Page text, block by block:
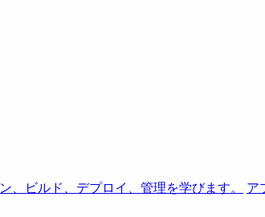
ビルド、デプロイ、管理を学びます。 ア